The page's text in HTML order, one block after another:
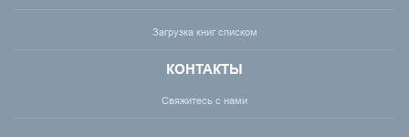
Загрузка книг списком
КОНТАКТЫ
Свяжитесь с нами